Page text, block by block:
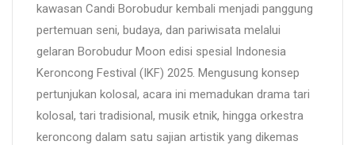
kawasan Candi Borobudur kembali menjadi panggung
pertemuan seni, budaya, dan pariwisata melalui
gelaran Borobudur Moon edisi spesial Indonesia
Keroncong Festival (IKF) 2025. Mengusung konsep
pertunjukan kolosal, acara ini memadukan drama tari
kolosal, tari tradisional, musik etnik, hingga orkestra
keroncong dalam satu sajian artistik yang dikemas